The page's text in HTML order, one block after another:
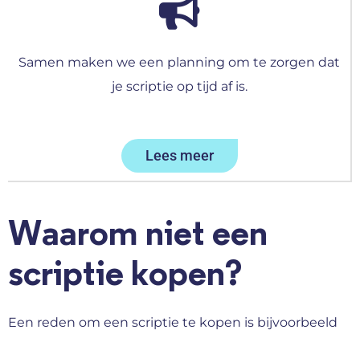
Samen maken we een planning om te zorgen dat
je scriptie op tijd af is.
Lees meer
Waarom niet een
scriptie kopen?
Een reden om een scriptie te kopen is bijvoorbeeld